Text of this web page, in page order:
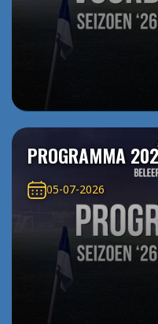
PROGRAMMA
05-07-2026